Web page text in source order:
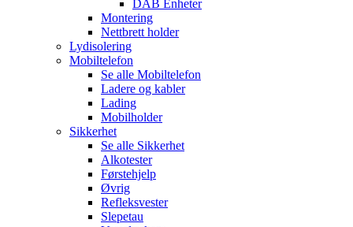
DAB Enheter
Montering
Nettbrett holder
Lydisolering
Mobiltelefon
Se alle Mobiltelefon
Ladere og kabler
Lading
Mobilholder
Sikkerhet
Se alle Sikkerhet
Alkotester
Førstehjelp
Øvrig
Refleksvester
Slepetau